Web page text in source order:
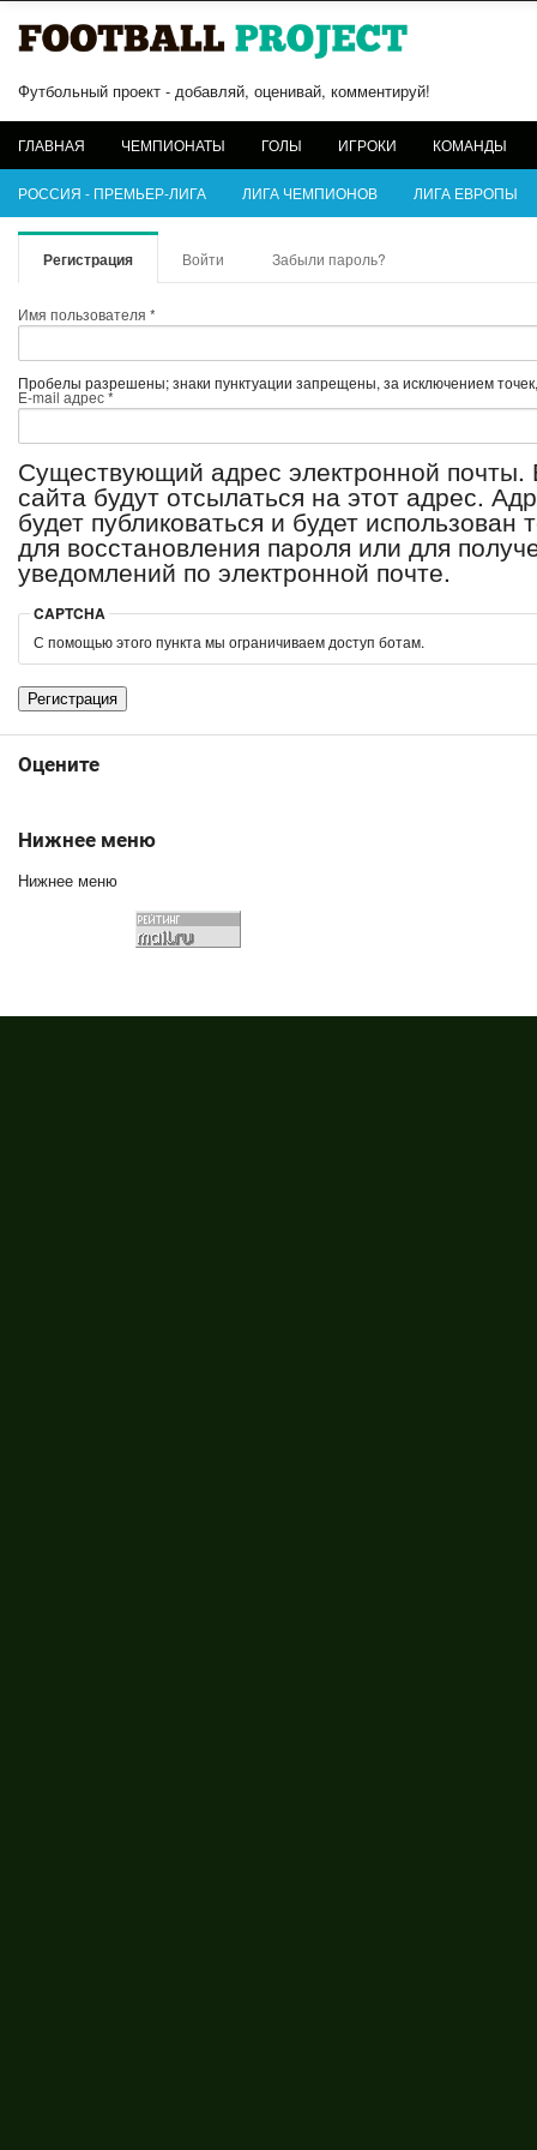
Футбольный проект - добавляй, оценивай, комментируй!
ГЛАВНАЯ ЧЕМПИОНАТЫ ГОЛЫ ИГРОКИ КОМАНДЫ
РОССИЯ - ПРЕМЬЕР-ЛИГА ЛИГА ЧЕМПИОНОВ ЛИГА ЕВРОПЫ
Регистрация (активная вкладка)
Войти Забыли пароль?
Имя пользователя *
Пробелы разрешены; знаки пунктуации запрещены, за исключением
E-mail адрес*
Существующий адрес электронной
сайта будут отсылаться на этот адрес.
будет публиковаться и будет
для восстановления пароля или для
уведомлений по электронной почте.
CAPTCHA
С помощью этого пункта мы ограничиваем доступ ботам.
Оцените
Нижнее меню
Нижнее меню